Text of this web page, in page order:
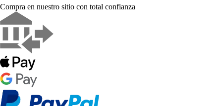
Compra en nuestro sitio con total confianza